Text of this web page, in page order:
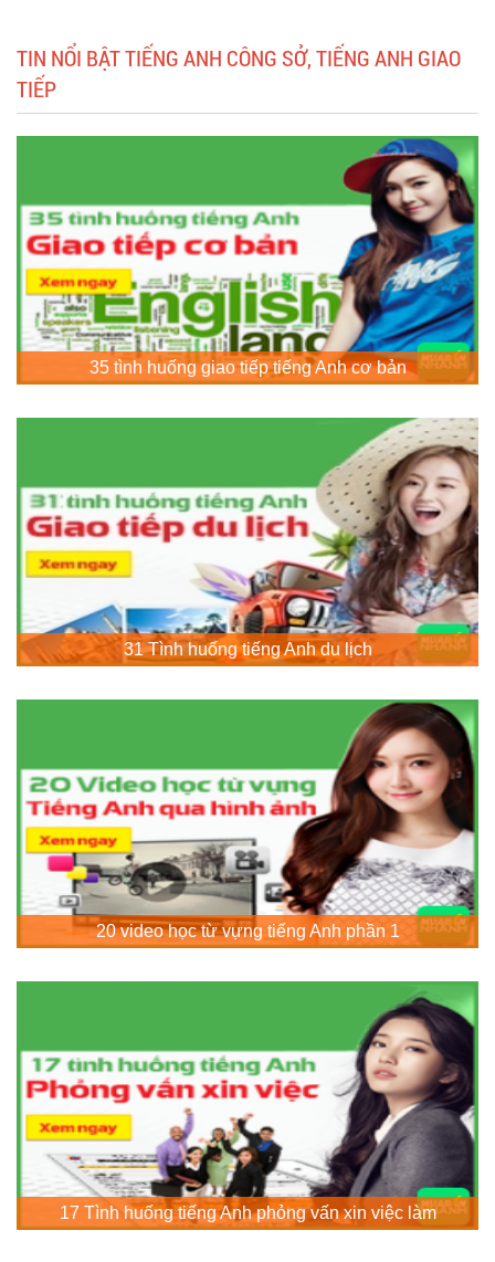
TIN NỔI BẬT TIẾNG ANH CÔNG SỞ, TIẾNG ANH GIAO
TIẾP
35 tình huống giao tiếp tiếng Anh cơ bản
31 Tình huống tiếng Anh du lịch
20 video học từ vựng tiếng Anh phần 1
17 Tình huống tiếng Anh phỏng vấn xin việc làm